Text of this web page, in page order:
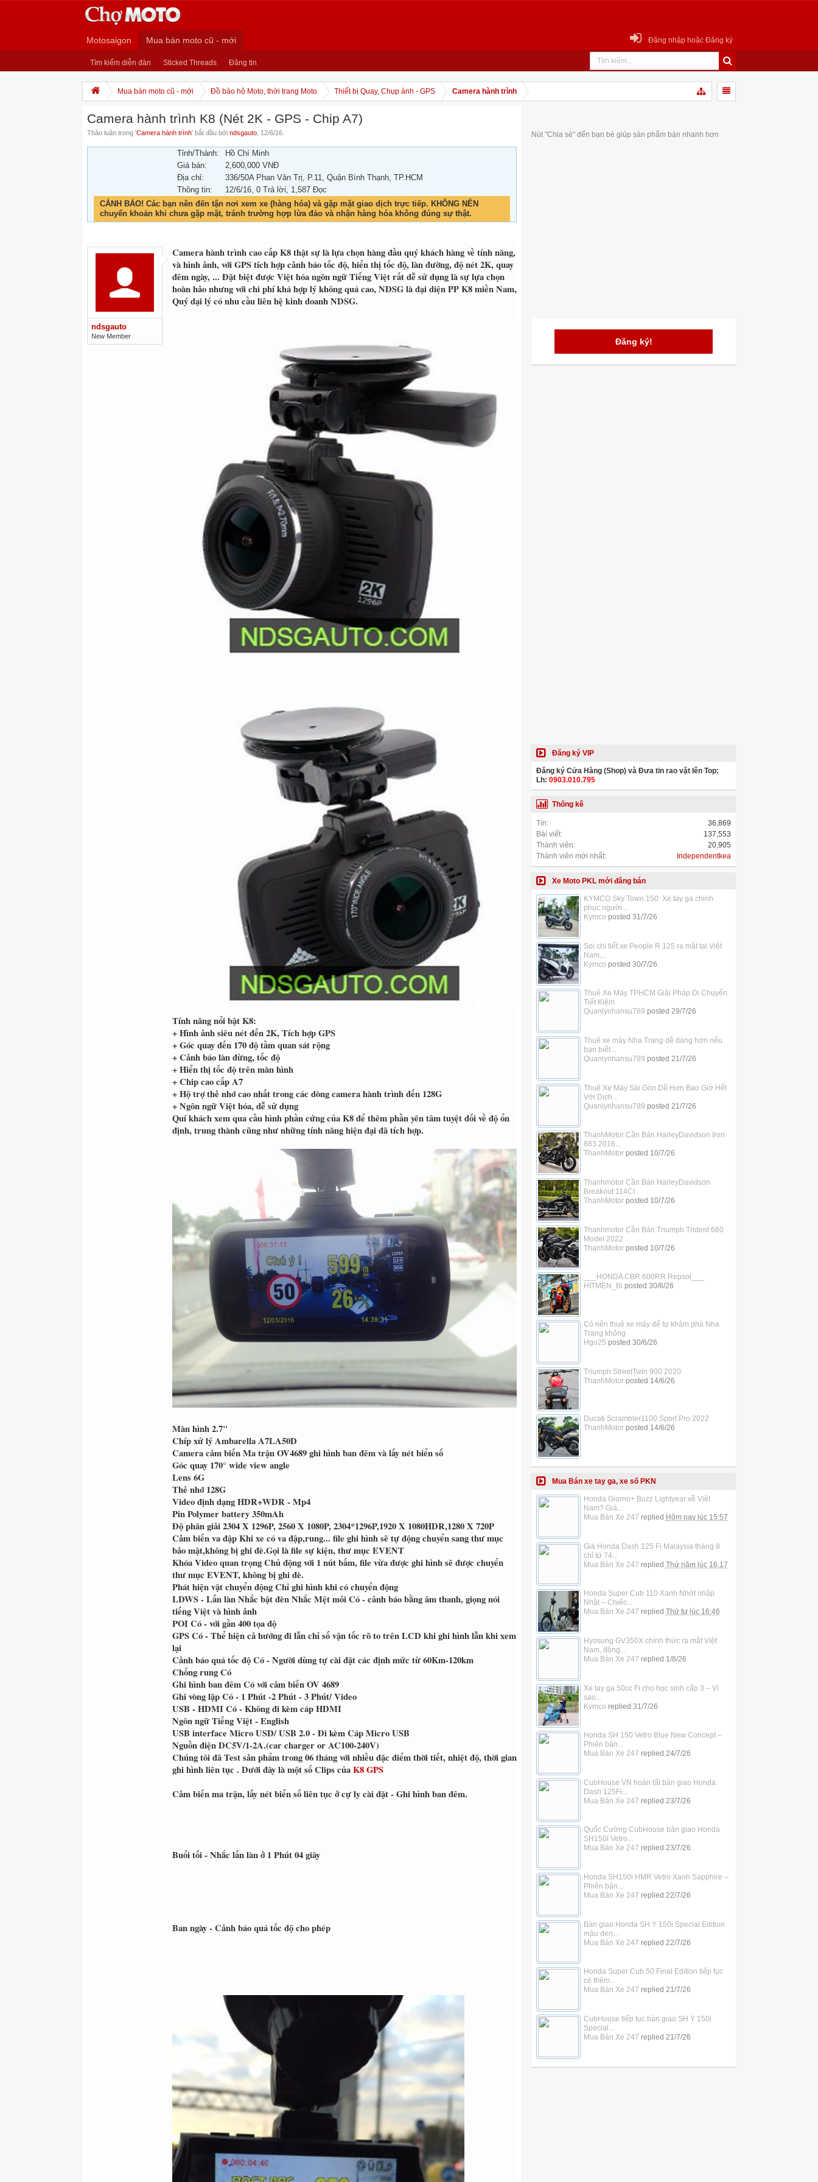
Motosaigon Mua bán moto cũ - mới
Tìm kiếm diễn đàn Sticked Threads Đăng tin
Đăng nhập hoặc Đăng ký
Mua bán moto cũ - mới Đồ bảo hộ Moto, thời trang Moto Thiết bị Quay, Chụp ảnh - GPS Camera hành trình
Camera hành trình K8 (Nét 2K - GPS - Chip A7)
Thảo luận trong 'Camera hành trình' bắt đầu bởi ndsgauto 12/6/16
Tỉnh/Thành:
Hồ Chí Minh
Giá bán:
2,600,000 VNĐ
Địa chỉ:
336/50A Phan Văn Trị, P.11, Quận Bình Thạnh, TP.HCM
Thông tin:
12/6/16, 0 Trả lời, 1,587 Đọc
CẢNH BÁO! Các bạn nên đến tận nơi xem xe (hàng hóa) và gặp mặt giao dịch trực tiếp. KHÔNG NÊN
chuyển khoản khi chưa gặp mặt, tránh trường hợp lừa đảo và nhận hàng hóa không đúng sự thật.
ndsgauto
New Member
Camera hành trình cao cấp K8 thật sự là lựa chọn hàng đầu quý khách hàng về tính năng,
và hình ảnh, với GPS tích hợp cảnh báo tốc độ, hiển thị tốc độ, làn đường, độ nét 2K, quay
đêm ngày, ... Đặt biệt được Việt hóa ngôn ngữ Tiếng Việt rất dễ sử dụng là sự lựa chọn
hoàn hảo nhưng với chi phí khá hợp lý không quá cao, NDSG là đại diện PP K8 miền Nam,
Quý dại lý có nhu cầu liên hệ kinh doanh NDSG.
Tính năng nổi bật K8:
+ Hình ảnh siêu nét đến 2K, Tích hợp GPS
+ Góc quay đến 170 độ tầm quan sát rộng
+ Cảnh báo làn đừng, tốc độ
+ Hiển thị tốc độ trên màn hình
+ Chip cao cấp A7
+ Hộ trợ thẻ nhớ cao nhất trong các dòng camera hành trình đến 128G
+ Ngôn ngữ Việt hóa, dễ sử dụng
Quí khách xem qua cầu hình phần cứng của K8 để thêm phần yên tâm tuyệt đối về độ ổn
định, trung thành cũng như những tính năng hiện đại đã tích hợp.
Màn hình2.7"
Chíp xử lýAmbarella A7LA50D
Camera cảm biếnMa trận OV4689 ghi hình ban đêm và lấy nét biển số
Góc quay 170° wide view angle
Lens6G
Thẻ nhớ128G
Video định dạngHDR+WDR - Mp4
PinPolymer battery 350mAh
Độ phân giải2304 X 1296P, 2560 X 1080P, 2304*1296P,1920 X 1080HDR,1280 X 720P
Cảm biến va đậpKhi xe có va đập,rung... file ghi hình sẽ tự động chuyển sang thư mục
bảo mật,không bị ghi đè.Gọi là file sự kiện, thư mục EVENT
Khóa Video quan trọngChủ động với 1 nút bấm, file vừa được ghi hình sẽ được chuyển
thư mục EVENT, không bị ghi đè.
Phát hiện vật chuyển độngChỉ ghi hình khi có chuyển động
LDWS - Lấn lànNhắc bật đènNhắc Mệt mỏiCó - cảnh báo bằng âm thanh, giọng nói
tiếng Việt và hình ảnh
POICó - với gần 400 tọa độ
GPSCó - Thể hiện cả hướng đi lẫn chỉ số vận tốc rõ to trên LCD khi ghi hình lẫn khi xem
lại
Cảnh báo quá tốc độCó - Người dùng tự cài đặt các định mức từ 60Km-120km
Chống rungCó
Ghi hình ban đêmCó với cảm biến OV 4689
Ghi vòng lặpCó - 1 Phút -2 Phút - 3 Phút/ Video
USB - HDMICó - Không đi kèm cáp HDMI
Ngôn ngữTiếng Việt - English
USB interface Micro USD/ USB 2.0 - Đi kèm Cáp Micro USB
Nguồn điệnDC5V/1-2A.(car charger or AC100-240V)
Chúng tôi đã Test sản phẩm trong 06 tháng với nhiều đặc điểm thời tiết, nhiệt độ, thời gian
ghi hình liên tục . Dưới đây là một số Clips củaK8 GPS
Cảm biến ma trận, lấy nét biển số liên tục ở cự ly cài đặt - Ghi hình ban đêm.
Buổi tối - Nhắc lấn làn ở 1 Phút 04 giây
Ban ngày - Cảnh báo quá tốc độ cho phép
Nút "Chia sẻ" đến bạn bè giúp sản phẩm bán nhanh hơn
Đăng ký!
Đăng ký VIP
Đăng ký Cửa Hàng (Shop) và Đưa tin rao vặt lên Top:
Lh: 0903.010.795
Thống kê
Tin:
36,869
Bài viết:
137,553
Thành viên:
20,905
Thành viên mới nhất:
Independentkea
Xe Moto PKL mới đăng bán
KYMCO Sky Town 150: Xe tay ga chinh
phục người...
Kymco posted 31/7/26
Soi chi tiết xe People R 125 ra mắt tại Việt
Nam,...
Kymco posted 30/7/26
Thuê Xe Máy TPHCM Giải Pháp Di Chuyển
Tiết Kiệm
Quanlynhansu789 posted 29/7/26
Thuê xe máy Nha Trang dễ dàng hơn nếu
bạn biết...
Quanlynhansu789 posted 21/7/26
Thuê Xe Máy Sài Gòn Dễ Hơn Bao Giờ Hết
Với Dịch...
Quanlynhansu789 posted 21/7/26
ThanhMotor Cần Bán HarleyDavidson Iron
883 2016...
ThanhMotorposted 10/7/26
Thanhmotor Cần Bán HarleyDavidson
Breakout 114CI
ThanhMotorposted 10/7/26
Thanhmotor Cần Bán Triumph Trident 660
Model 2022
ThanhMotorposted 10/7/26
___HONDA CBR 600RR Repsol___
HITMEN_Bi posted 30/6/26
Có nên thuê xe máy để tự khám phá Nha
Trang không
Hgo25 posted 30/6/26
Triumph StreetTwin 900 2020
ThanhMotorposted 14/6/26
Ducati Scrambler1100 Sport Pro 2022
ThanhMotorposted 14/6/26
Mua Bán xe tay ga, xe số PKN
Honda Giorno+ Buzz Lightyear về Việt
Nam? Giá...
Mua Bán Xe 247 replied Hôm nay lúc 15:57
Giá Honda Dash 125 Fi Malaysia tháng 8
chỉ từ 74...
Mua Bán Xe 247 replied Thứ năm lúc 16:17
Honda Super Cub 110 Xanh Nhớt nhập
Nhật – Chiếc...
Mua Bán Xe 247 replied Thứ tư lúc 16:46
Hyosung GV350X chính thức ra mắt Việt
Nam, động...
Mua Bán Xe 247 replied 1/8/26
Xe tay ga 50cc Fi cho học sinh cấp 3 – Vì
sao...
Kymco replied 31/7/26
Honda SH 150 Vetro Blue New Concept –
Phiên bản...
Mua Bán Xe 247 replied 24/7/26
CubHouse VN hoàn tất bàn giao Honda
Dash 125Fi...
Mua Bán Xe 247 replied 23/7/26
Quốc Cường CubHouse bàn giao Honda
SH150i Vetro...
Mua Bán Xe 247 replied 23/7/26
Honda SH150i HMR Vetro Xanh Sapphire –
Phiên bản...
Mua Bán Xe 247 replied 22/7/26
Bàn giao Honda SH Ý 150i Special Edition
màu đen...
Mua Bán Xe 247 replied 22/7/26
Honda Super Cub 50 Final Edition tiếp tục
có thêm...
Mua Bán Xe 247 replied 21/7/26
CubHouse tiếp tục bàn giao SH Ý 150i
Special...
Mua Bán Xe 247 replied 21/7/26